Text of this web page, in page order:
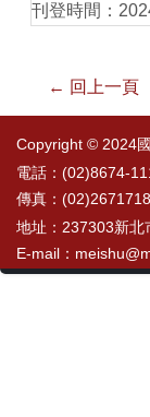
刊登時間：
← 回上一頁
Copyright © 2024
電話：(02)8674-
傳真：
地址：237303新北
E-mail：